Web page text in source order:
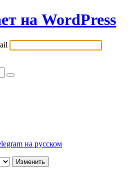
на WordPress
на русском